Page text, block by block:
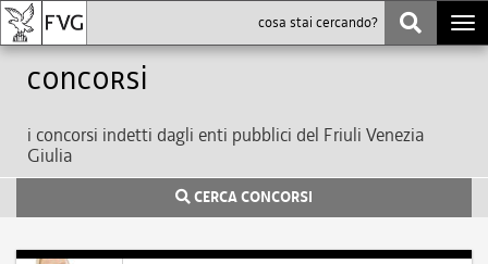
Concorsi
i concorsi indetti dagli enti pubblici del Friuli Venezia
Giulia
CERCA CONCORSI